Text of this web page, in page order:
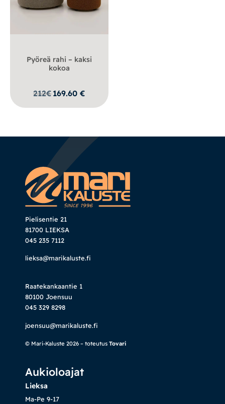
Pyöreä rahi – kaksi
kokoa
212€169.60€
Pielisentie 21
81700 LIEKSA
045 235 7112
lieksa@marikaluste.fi
Raatekankaantie 1
80100 Joensuu
045 329 8298
joensuu@marikaluste.fi
© Mari-Kaluste 2026 – toteutus Tovari
Aukioloajat
Lieksa
Ma-Pe 9-17